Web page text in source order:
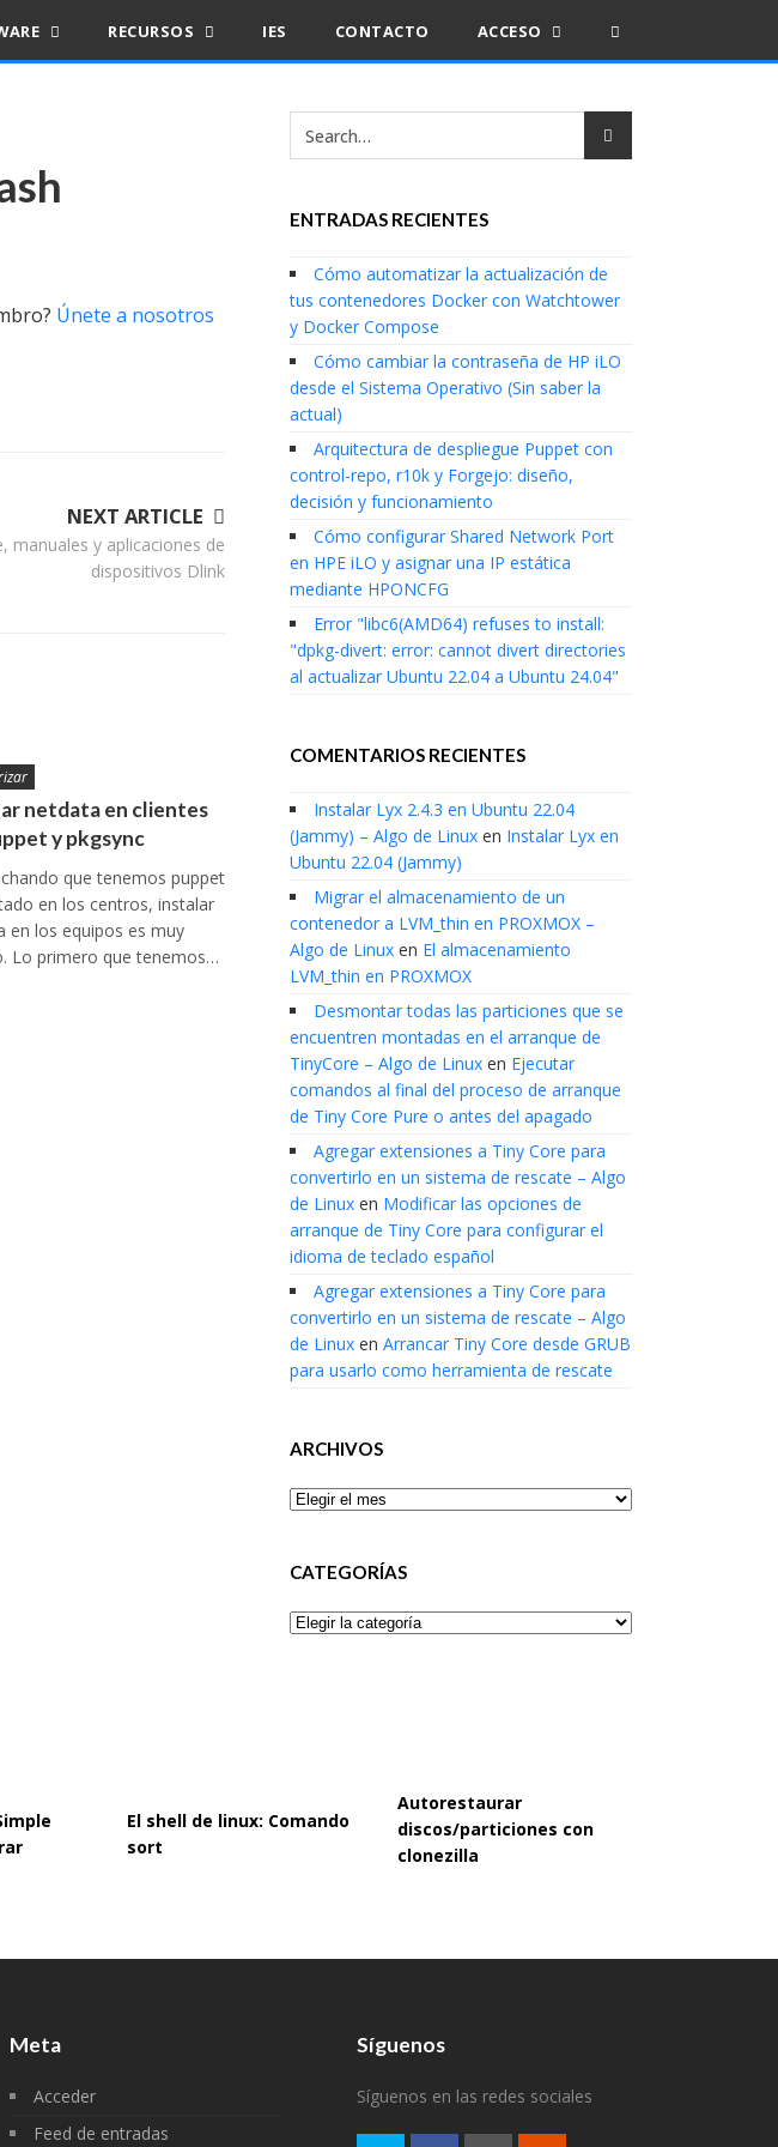
RECURSOS IES CONTACTO ACCESO
Únete a nosotros
NEXT ARTICLE
manuales y aplicaciones de
dispositivos Dlink
netdata en clientes
y pkgsync
que tenemos puppet
en los centros, instalar
en los equipos es muy
Lo primero que tenemos…
ENTRADAS RECIENTES
Cómo automatizar la actualización de
tus contenedores Docker con Watchtower
y Docker Compose
Cómo cambiar la contraseña de HP iLO
desde el Sistema Operativo (Sin saber la
actual)
Arquitectura de despliegue Puppet con
control-repo, r10k y Forgejo: diseño,
decisión y funcionamiento
Cómo configurar Shared Network Port
en HPE iLO y asignar una IP estática
mediante HPONCFG
Error "libc6(AMD64) refuses to install:
"dpkg-divert: error: cannot divert directories
al actualizar Ubuntu 22.04 a Ubuntu 24.04"
COMENTARIOS RECIENTES
Instalar Lyx 2.4.3 en Ubuntu 22.04
(Jammy) – Algo de Linux en Instalar Lyx en
Ubuntu 22.04 (Jammy)
Migrar el almacenamiento de un
contenedor a LVM_thin en PROXMOX –
Algo de Linux en El almacenamiento
LVM_thin en PROXMOX
Desmontar todas las particiones que se
encuentren montadas en el arranque de
TinyCore – Algo de Linux en Ejecutar
comandos al final del proceso de arranque
de Tiny Core Pure o antes del apagado
Agregar extensiones a Tiny Core para
convertirlo en un sistema de rescate – Algo
de Linux en Modificar las opciones de
arranque de Tiny Core para configurar el
idioma de teclado español
Agregar extensiones a Tiny Core para
convertirlo en un sistema de rescate – Algo
de Linux en Arrancar Tiny Core desde GRUB
para usarlo como herramienta de rescate
ARCHIVOS
Archivos
CATEGORÍAS
Categorías
El shell de linux: Comando
sort
Autorestaurar
discos/particiones con
clonezilla
Meta
Acceder
Feed de entradas
Síguenos
Síguenos en las redes sociales